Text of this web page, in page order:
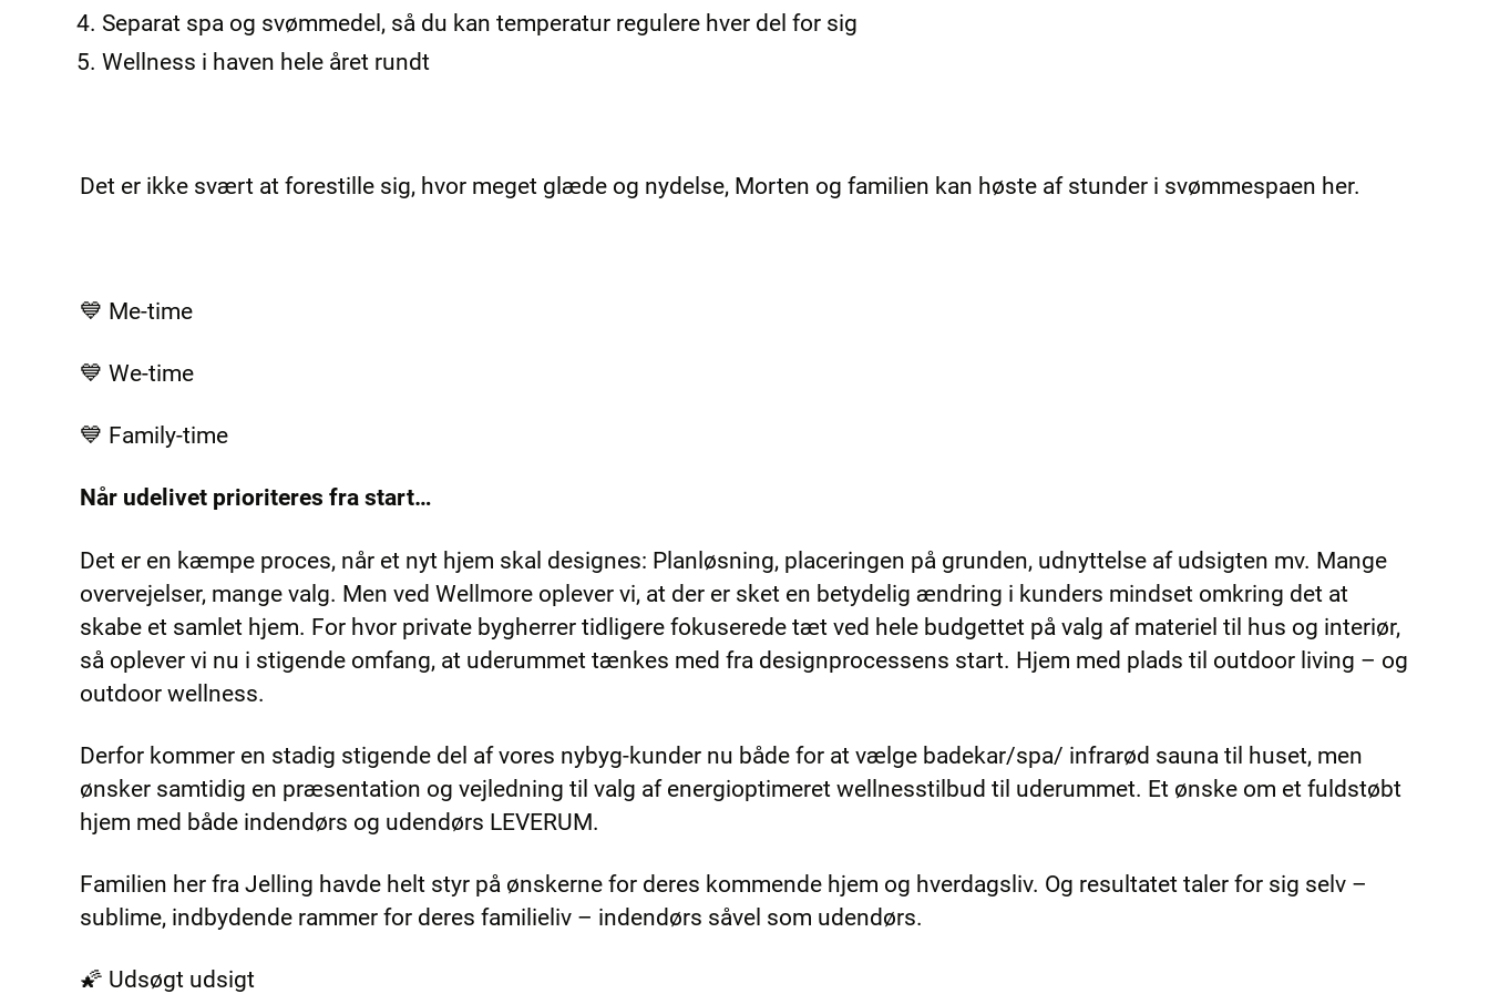
Separat spa og svømmedel, så du kan temperatur regulere hver del for sig
Wellness i haven hele året rundt
Det er ikke svært at forestille sig, hvor meget glæde og nydelse, Morten og familien kan høste af stunder i svømmespaen her.
💙 Me-time
💙 We-time
💙 Family-time
Når udelivet prioriteres fra start…
Det er en kæmpe proces, når et nyt hjem skal designes: Planløsning, placeringen på grunden, udnyttelse af udsigten mv. Mange
overvejelser, mange valg. Men ved Wellmore oplever vi, at der er sket en betydelig ændring i kunders mindset omkring det at
skabe et samlet hjem. For hvor private bygherrer tidligere fokuserede tæt ved hele budgettet på valg af materiel til hus og interiør,
så oplever vi nu i stigende omfang, at uderummet tænkes med fra designprocessens start. Hjem med plads til outdoor living – og
outdoor wellness.
Derfor kommer en stadig stigende del af vores nybyg-kunder nu både for at vælge badekar/spa/ infrarød sauna til huset, men
ønsker samtidig en præsentation og vejledning til valg af energioptimeret wellnesstilbud til uderummet. Et ønske om et fuldstøbt
hjem med både indendørs og udendørs LEVERUM.
Familien her fra Jelling havde helt styr på ønskerne for deres kommende hjem og hverdagsliv. Og resultatet taler for sig selv –
sublime, indbydende rammer for deres familieliv – indendørs såvel som udendørs.
🌠 Udsøgt udsigt